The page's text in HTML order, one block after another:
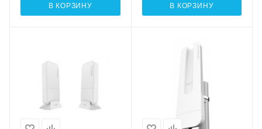
В КОРЗИНУ В КОРЗИНУ
60 ГГц 802.11ad
Wi-Fi интерфейсы
5 ГГц 802.11a/n/ac